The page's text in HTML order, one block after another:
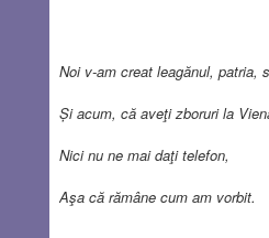
Noi v-am creat leagănul, patria,
Și acum, că aveţi zboruri la
Nici nu ne mai daţi telefon,
Aşa că rămâne cum am vorbit.